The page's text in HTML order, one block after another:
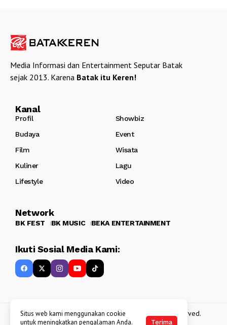
Media Informasi dan Entertainment Seputar Batak
sejak 2013. Karena Batak itu Keren!
Kanal
Profil
Showbiz
Budaya
Event
Film
Wisata
Kuliner
Lagu
Lifestyle
Video
Network
BK FEST BK MUSIC BEKA ENTERTAINMENT
Ikuti Sosial Media Kami:
Copyright 2013 - 2025BATAKKEREN . All rights reserved.
Situs web kami menggunakan cookie
untuk meningkatkan pengalaman Anda.
Terima